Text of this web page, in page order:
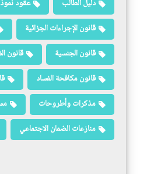
دليل الطالب
عقود
قانون الإجراءات الجزائية
قانون الجنسية
قانون
قانون مكافحة الفساد
مذكرات وأطروحات
منازعات الضمان الاجتماعي